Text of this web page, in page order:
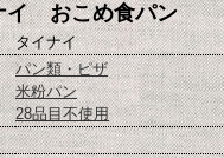
イ おこめ食パン
タイナイ
パン類・ピザ
米粉パン
28品目不使用